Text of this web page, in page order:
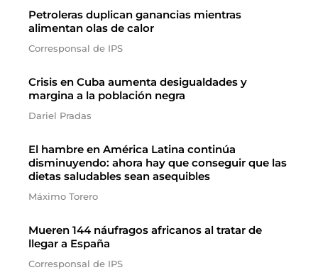
Petroleras duplican ganancias mientras
alimentan olas de calor
Corresponsal de IPS
Crisis en Cuba aumenta desigualdades y
margina a la población negra
Dariel Pradas
El hambre en América Latina continúa
disminuyendo: ahora hay que conseguir que las
dietas saludables sean asequibles
Máximo Torero
Mueren 144 náufragos africanos al tratar de
llegar a España
Corresponsal de IPS